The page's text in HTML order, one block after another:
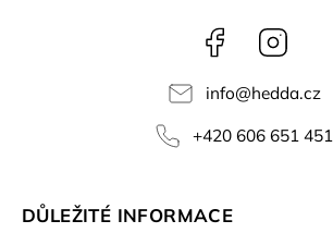
Facebook
info@hedda.cz
+420 606 651 451
DŮLEŽITÉ INFORMACE